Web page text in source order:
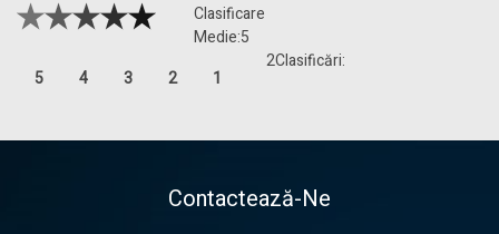
Clasificare
Medie:5
Clasificări:
2
5 4 3 2 1
Contactează-Ne